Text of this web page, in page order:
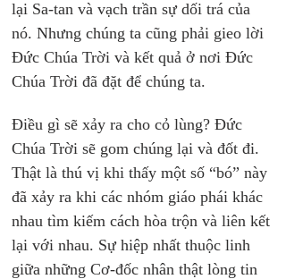
lại Sa-tan và vạch trần sự dối trá của
nó. Nhưng chúng ta cũng phải gieo lời
Đức Chúa Trời và kết quả ở nơi Đức
Chúa Trời đã đặt để chúng ta.
Điều gì sẽ xảy ra cho cỏ lùng? Đức
Chúa Trời sẽ gom chúng lại và đốt đi.
Thật là thú vị khi thấy một số “bó” này
đã xảy ra khi các nhóm giáo phái khác
nhau tìm kiếm cách hòa trộn và liên kết
lại với nhau. Sự hiệp nhất thuộc linh
giữa những Cơ-đốc nhân thật lòng tin